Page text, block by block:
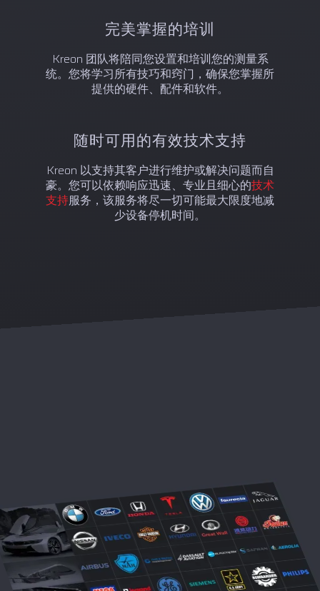
完美掌握的培训
Kreon 团队将陪同您设置和培训您的测量系
统。您将学习所有技巧和窍门，确保您掌握所
提供的硬件、配件和软件。
随时可用的有效技术支持
Kreon 以支持其客户进行维护或解决问题而自
豪。您可以依赖响应迅速、专业且细心的技术
支持服务，该服务将尽一切可能最大限度地减
少设备停机时间。